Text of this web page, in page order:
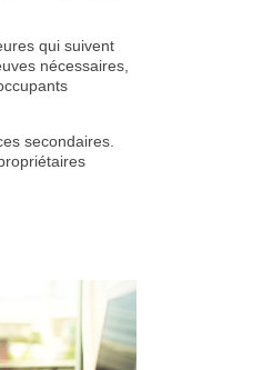
qui suivent
nécessaires,
secondaires.